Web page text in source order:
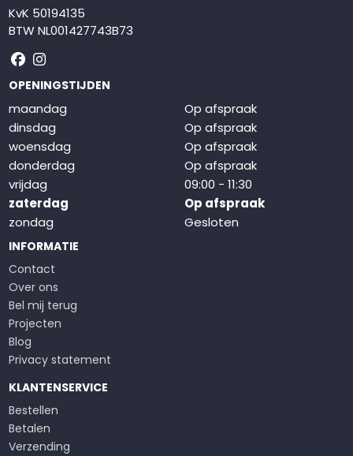
KvK 50194135
BTW NL001427743B73
Volg ons op Facebook
Volg ons op Instagram
OPENINGSTIJDEN
maandag
Op afspraak
dinsdag
Op afspraak
woensdag
Op afspraak
donderdag
Op afspraak
vrijdag
09:00 - 11:30
zaterdag
Op afspraak
zondag
Gesloten
INFORMATIE
Contact
Over ons
Bel mij terug
Projecten
Blog
Privacy statement
KLANTENSERVICE
Bestellen
Betalen
Verzending